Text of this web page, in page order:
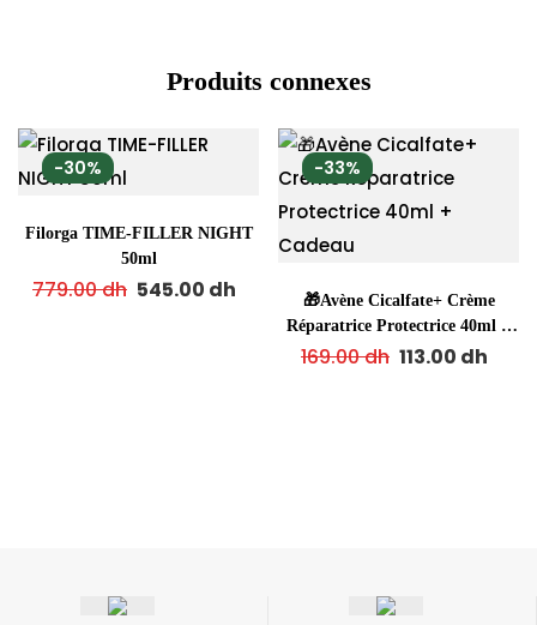
Produits connexes
-30%
Filorga TIME-FILLER NIGHT
50ml
779.00dh 545.00 dh
-33%
🎁Avène Cicalfate+ Crème
Réparatrice Protectrice 40ml +
Cadeau
169.00dh 113.00 dh